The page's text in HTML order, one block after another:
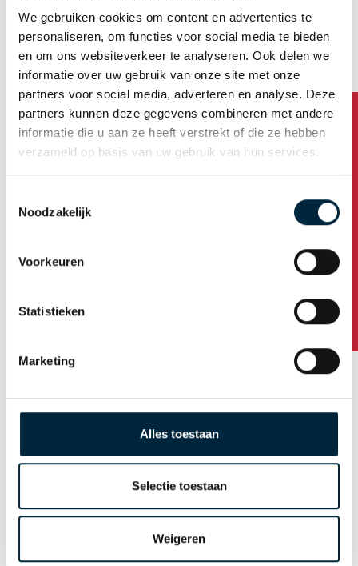
We gebruiken cookies om content en advertenties te
personaliseren, om functies voor social media te bieden
en om ons websiteverkeer te analyseren. Ook delen we
informatie over uw gebruik van onze site met onze
partners voor social media, adverteren en analyse. Deze
partners kunnen deze gegevens combineren met andere
informatie die u aan ze heeft verstrekt of die ze hebben
verzameld op basis van uw gebruik van hun services.
Noodzakelijk
Voorkeuren
Statistieken
Marketing
Alles toestaan
Selectie toestaan
Weigeren
Any questions?
Generate password automatically
Business address
Company name
Housenumber /addition
Country